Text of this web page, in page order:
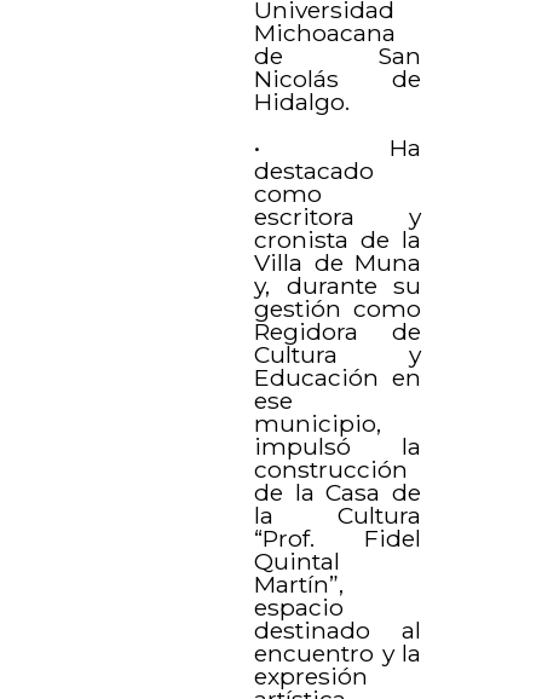
Universidad
Michoacana
de San
Nicolás de
Hidalgo.
• Ha
destacado
como
escritora y
cronista de la
Villa de Muna
y, durante su
gestión como
Regidora de
Cultura y
Educación en
ese
municipio,
impulsó la
construcción
de la Casa de
la Cultura
“Prof. Fidel
Quintal
Martín”,
espacio
destinado al
encuentro y la
expresión